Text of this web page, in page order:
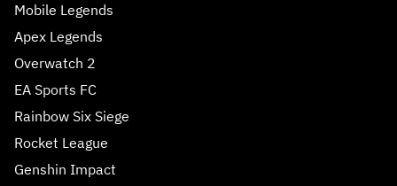
Mobile Legends
Apex Legends
Overwatch 2
EA Sports FC
Rainbow Six Siege
Rocket League
Genshin Impact